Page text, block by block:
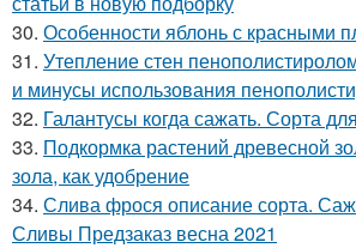
30. Особенности яблонь с красными
31. Утепление стен
и минусы использования
32. Галантусы когда сажать. Сорта
33. Подкормка растений древесной
зола, как удобрение
34. Слива фрося описание сорта.
Сливы Предзаказ весна 2021